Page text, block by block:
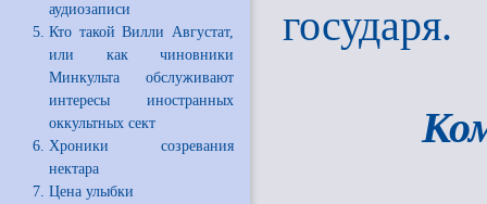
аудиозаписи
Кто такой Вилли Августат,
или как чиновники
Минкульта обслуживают
интересы иностранных
оккультных сект
Хроники созревания
нектара
Цена улыбки
государя.